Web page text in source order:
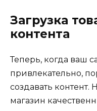
Загрузка
контента
Теперь, когда ваш
привлекательно,
создавать
магазин